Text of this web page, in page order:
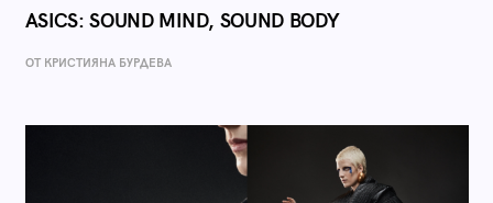
ASICS: SOUND MIND, SOUND BODY
ОТ КРИСТИЯНА БУРДЕВА